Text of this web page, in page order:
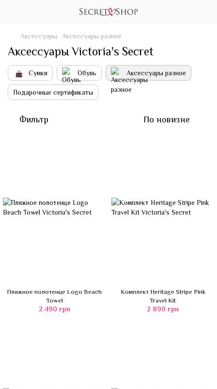
Аксессуары Аксессуары разное
Аксессуары Victoria's Secret
Сумки Обувь Аксессуары разное
Подарочные сертификаты
Фильтр По новизне
Пляжное полотенце Logo Beach
Towel
2 490 грн
Комплект Heritage Stripe Pink
Travel Kit
2 890 грн